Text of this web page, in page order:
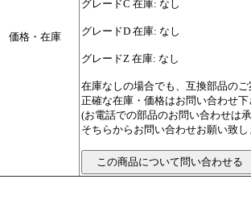
価格・在庫
グレードC 在庫: なし
グレードD 在庫: なし
グレードZ 在庫: なし
在庫なしの場合でも、互換部品のご
正確な在庫・価格はお問い合わせ下
(お電話での部品のお問い合わせは
そちらからお問い合わせお願い致し